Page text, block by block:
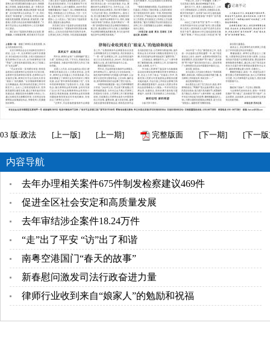
03 版:政法 [上一版] [上一期] 完整版面 [下一期] [下一版
内容导航
去年办理相关案件675件制发检察建议469件
促进全区社会安定和高质量发展
去年审结涉企案件18.24万件
“走”出了平安 “访”出了和谐
南粤空港国门“春天的故事”
新春慰问激发司法行政奋进力量
律师行业收到来自“娘家人”的勉励和祝福